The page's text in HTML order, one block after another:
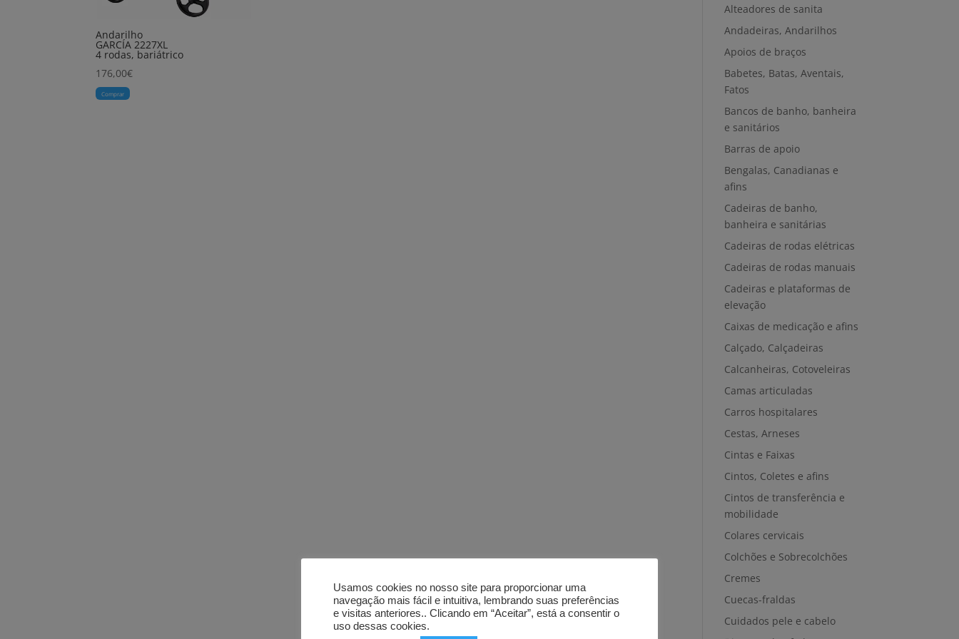
Andarilho
GARCÍA 2227XL
4 rodas, bariátrico
176,00€
Comprar
Alteadores de sanita
Andadeiras, Andarilhos
Apoios de braços
Babetes, Batas, Aventais,
Fatos
Bancos de banho, banheira
e sanitários
Barras de apoio
Bengalas, Canadianas e
afins
Cadeiras de banho,
banheira e sanitárias
Cadeiras de rodas elétricas
Cadeiras de rodas manuais
Cadeiras e plataformas de
elevação
Caixas de medicação e afins
Calçado, Calçadeiras
Calcanheiras, Cotoveleiras
Camas articuladas
Carros hospitalares
Cestas, Arneses
Cintas e Faixas
Cintos, Coletes e afins
Cintos de transferência e
mobilidade
Colares cervicais
Colchões e Sobrecolchões
Cremes
Cuecas-fraldas
Cuidados pele e cabelo
Usamos cookies no nosso site para proporcionar uma
navegação mais fácil e intuitiva, lembrando suas preferências
e visitas anteriores.. Clicando em “Aceitar”, está a consentir o
uso dessas cookies.